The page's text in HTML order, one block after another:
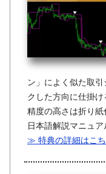
ン」によく似た取
クした方向に仕掛
精度の高さは折り紙
日本語解説マニュア
≫ 特典の詳細はこち